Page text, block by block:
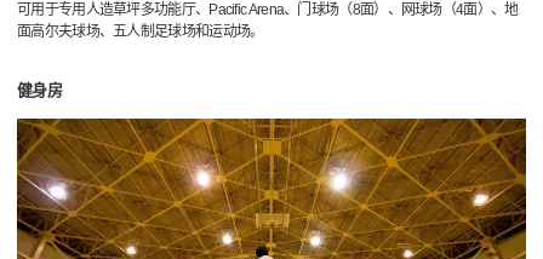
可用于专用人造草坪多功能厅、Pacific Arena、门球场（8面）、网球场（4面）、地
面高尔夫球场、五人制足球场和运动场。
健身房